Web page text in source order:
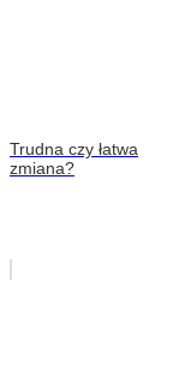
Trudna czy łatwa
zmiana?